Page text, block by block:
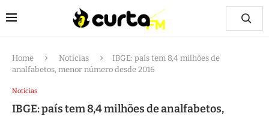
Home Notícias
IBGE: país tem 8,4 milhões de
analfabetos, menor número desde 2016
Notícias
IBGE: país tem 8,4 milhões de analfabetos,